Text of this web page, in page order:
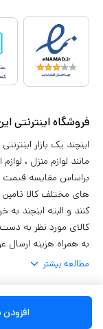
فروشگاه اینترنتی
اینچند یک بازار
مانند لوازم منزل ،
براساس مقایسه قیمت ،
های مختلف کالا تامین
کنند و البته اینچند
کالای مورد نظر به
به همراه هزینه
مطالعه بیشتر
استفاده از مطالببازار